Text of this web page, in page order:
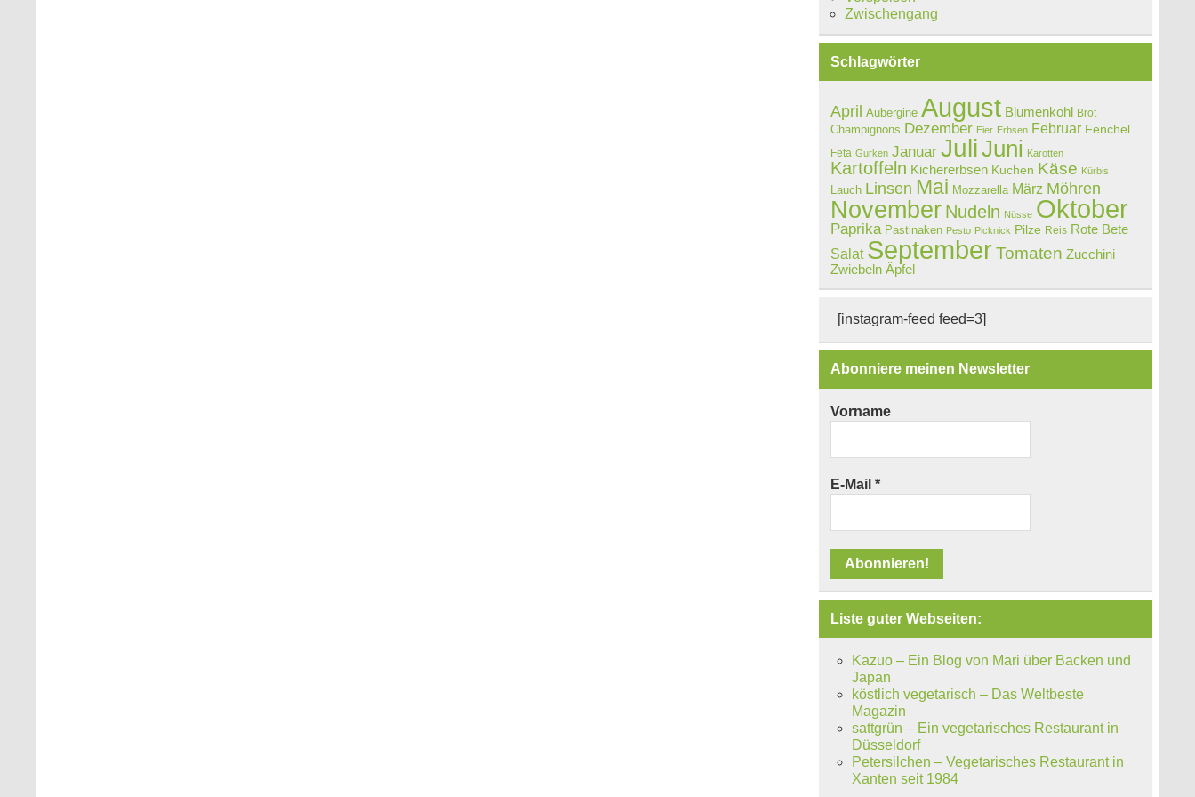
Zwischengang
Schlagwörter
April Aubergine August Blumenkohl Brot
Champignons Dezember Eier Erbsen Februar Fenchel
Feta Gurken Januar JuliJuni Karotten
Kartoffeln Kichererbsen Kuchen Käse Kürbis
Lauch Linsen Mai Mozzarella März Möhren
November Nudeln Nüsse Oktober
Paprika Pastinaken Pesto Picknick Pilze Reis Rote Bete
Salat September Tomaten Zucchini
Zwiebeln Äpfel
[instagram-feed feed=3]
Abonniere meinen Newsletter
Vorname
E-Mail*
Liste guter Webseiten:
Kazuo – Ein Blog von Mari über Backen und
Japan
köstlich vegetarisch – Das Weltbeste
Magazin
sattgrün – Ein vegetarisches Restaurant in
Düsseldorf
Petersilchen – Vegetarisches Restaurant in
Xanten seit 1984